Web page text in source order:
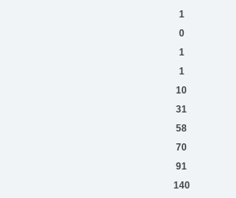
1
0
1
1
10
31
58
70
91
140